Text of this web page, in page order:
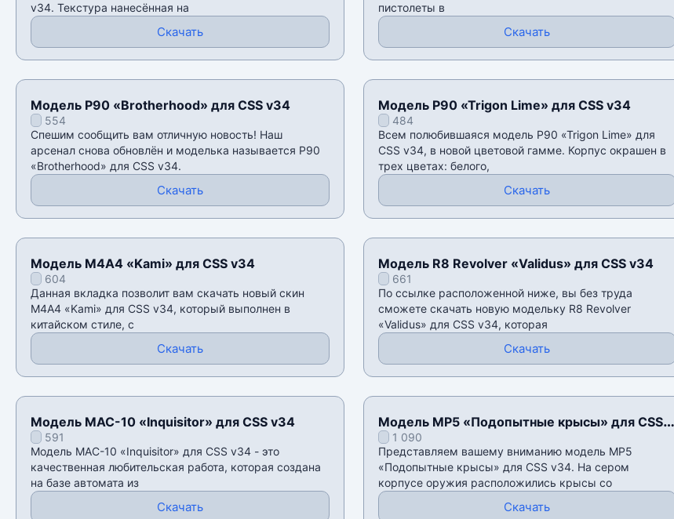
v34. Текстура нанесённая на
Скачать
пистолеты в
Скачать
Модель P90 «Brotherhood» для CSS v34
554
Спешим сообщить вам отличную новость! Наш
арсенал снова обновлён и моделька называется P90
«Brotherhood» для CSS v34.
Скачать
Модель P90 «Trigon Lime» для CSS v34
484
Всем полюбившаяся модель P90 «Trigon Lime» для
CSS v34, в новой цветовой гамме. Корпус окрашен в
трех цветах: белого,
Скачать
Модель М4А4 «Kami» для CSS v34
604
Данная вкладка позволит вам скачать новый скин
М4А4 «Kami» для CSS v34, который выполнен в
китайском стиле, с
Скачать
Модель R8 Revolver «Validus» для CSS v34
661
По ссылке расположенной ниже, вы без труда
сможете скачать новую модельку R8 Revolver
«Validus» для CSS v34, которая
Скачать
Модель MAC-10 «Inquisitor» для CSS v34
591
Модель MAC-10 «Inquisitor» для CSS v34 - это
качественная любительская работа, которая создана
на базе автомата из
Скачать
Модель MP5 «Подопытные крысы» для CSS
v341 090
Представляем вашему вниманию модель MP5
«Подопытные крысы» для CSS v34. На сером
корпусе оружия расположились крысы со
Скачать